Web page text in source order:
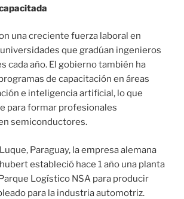
una creciente fuerza laboral en
que gradúan ingenieros
cada año. El gobierno también ha
de capacitación en áreas
e inteligencia artificial, lo que
para formar profesionales
semiconductores.
Paraguay, la empresa alemana
estableció hace 1 año una planta
Logístico NSA para producir
para la industria automotriz.